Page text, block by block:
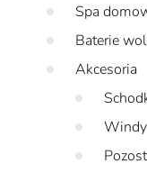
Spa
Baterie
Akcesoria